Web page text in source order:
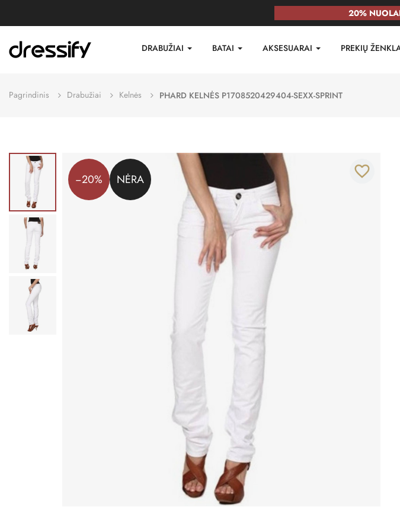
20%
DRABUŽIAI BATAI AKSESUARAI PREKIŲ
Pagrindinis Drabužiai Kelnės PHARD KELNĖS P1708520429404-SEXX-SPRINT
−20% NĖRA favorite_border